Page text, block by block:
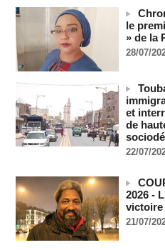
Guinée-Bissau - Première
après le sommet de la Cedeao
07/08/2026 -
Bénin: Patrice Talon élu
mois après son départ du
07/08/2026
Mali-Algérie : le PM Maïga
rupture diplomatique » entre les
07/08/2026 -
demande une enquête pour
07/08/2026 -
Côte d'Ivoire : le président
détenus
07/08/2026 -
le
» de la
28/07/
et
de
22/07/
2026 -
victoire
21/07/